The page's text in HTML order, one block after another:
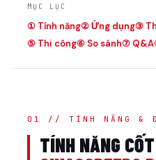
MỤC LỤC
① Tính năng② Ứng dụng③
⑤ Thi công⑥ So sánh⑦ Q&A
01 // TÍNH NĂNG &
TÍNH NĂNG